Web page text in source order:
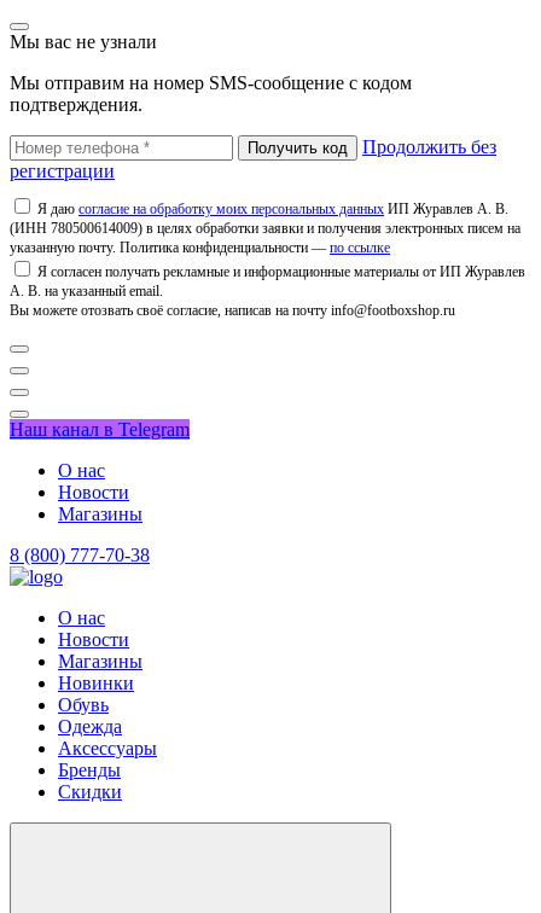
Мы вас не узнали
Мы отправим на номер SMS-сообщение с кодом
подтверждения.
Продолжить без
регистрации
Я даю согласие на обработку моих персональных данных ИП Журавлев А. В.
(ИНН 780500614009) в целях обработки заявки и получения электронных писем на
указанную почту. Политика конфиденциальности — по ссылке
Я согласен получать рекламные и информационные материалы от ИП Журавлев
А. В. на указанный email.
Вы можете отозвать своё согласие, написав на почту info@footboxshop.ru
Наш канал в Telegram
О нас
Новости
Магазины
8 (800) 777-70-38
О нас
Новости
Магазины
Новинки
Обувь
Одежда
Аксессуары
Бренды
Скидки